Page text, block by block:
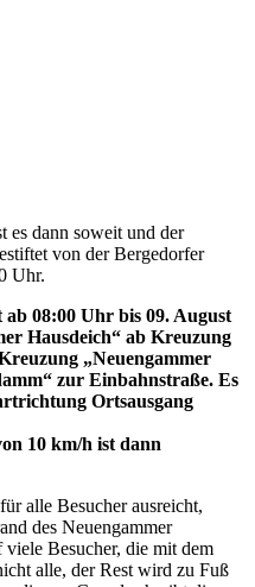
es dann soweit und der
von der Bergedorfer
Uhr.
08:00 Uhr bis 09. August
Hausdeich“ ab Kreuzung
„Neuengammer
zur Einbahnstraße. Es
Ortsausgang
10 km/h ist dann
alle Besucher ausreicht,
des Neuengammer
Besucher, die mit dem
alle, der Rest wird zu Fuß